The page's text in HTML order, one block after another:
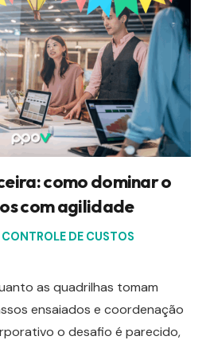
como dominar o
com agilidade
DE CUSTOS
as quadrilhas tomam
ensaiados e coordenação
o desafio é parecido,